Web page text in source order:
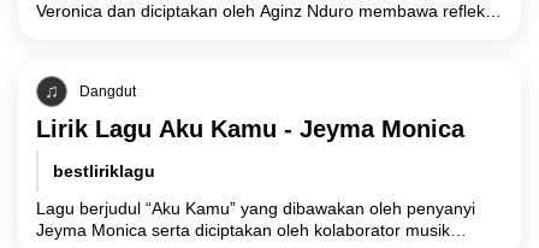
Veronica dan diciptakan oleh Aginz Nduro membawa refleksi
Dangdut
Lirik Lagu Aku Kamu - Jeyma Monica
bestliriklagu
Lagu berjudul “Aku Kamu” yang dibawakan oleh penyanyi
Jeyma Monica serta diciptakan oleh kolaborator musik